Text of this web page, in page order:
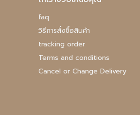
faq
วิธีการสั่งซื้อสินค้า
tracking order
Terms and conditions
Cancel or Change Delivery